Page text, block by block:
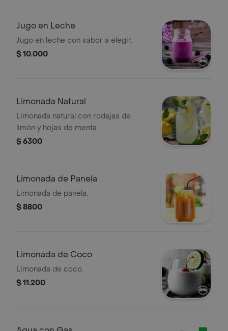
Jugo en Leche
Jugo en leche con sabor a elegir.
$ 10.000
Limonada Natural
Limonada natural con rodajas de
limón y hojas de menta.
$ 6300
Limonada de Panela
Limonada de panela.
$ 8800
Limonada de Coco
Limonada de coco.
$ 11.200